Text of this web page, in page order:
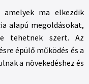
ma elkezdik
alapú megoldásokat,
tehetnek szert. Az
épülő működés és a
a növekedéshez és